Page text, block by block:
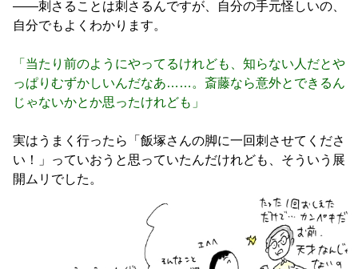
――刺さることは刺さるんですが、自分の手元怪しいの、
自分でもよくわかります。
「当たり前のようにやってるけれども、知らない人だとや
っぱりむずかしいんだなあ……。斎藤なら意外とできるん
じゃないかとか思ったけれども」
実はうまく行ったら「飯塚さんの脚に一回刺させてくださ
い！」っていおうと思っていたんだけれども、そういう展
開ムリでした。